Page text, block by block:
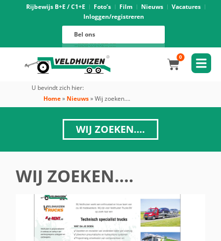
Rijbewijs B+E / C1+E Foto’s Film Nieuws
Vacatures
Inloggen/registreren
Bel ons
0
U bevindt zich hier:
Home» Nieuws»Wij zoeken….
WIJ ZOEKEN….
WIJ ZOEKEN….